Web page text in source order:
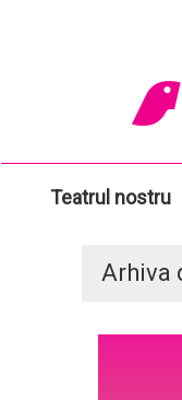
Teatrul nostru
Arhiva